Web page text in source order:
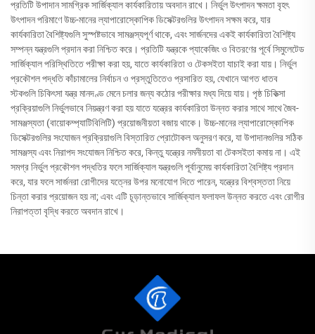
প্রতিটি উপাদান সামগ্রিক সার্জিক্যাল কার্যকারিতায় অবদান রাখে। নির্ভুল উৎপাদন ক্ষমতা বৃহৎ
উৎপাদন পরিমাণে উচ্চ-মানের ল্যাপারোস্কোপিক ডিসেক্টরগুলির উৎপাদন সক্ষম করে, যার
কার্যকারিতা বৈশিষ্ট্যগুলি সুস্পষ্টভাবে সামঞ্জস্যপূর্ণ থাকে, এবং সার্জনদের একই কার্যকারিতা বৈশিষ্ট্য
সম্পন্ন যন্ত্রগুলি প্রদান করা নিশ্চিত করে। প্রতিটি যন্ত্রকে প্যাকেজিং ও বিতরণের পূর্বে সিমুলেটেড
সার্জিক্যাল পরিস্থিতিতে পরীক্ষা করা হয়, যাতে কার্যকারিতা ও টেকসইতা যাচাই করা যায়। নির্ভুল
প্রকৌশল পদ্ধতি কাঁচামালের নির্বাচন ও প্রস্তুতিতেও প্রসারিত হয়, যেখানে আগত ধাতব
স্টকগুলি চিকিৎসা যন্ত্র মানদণ্ড মেনে চলার জন্য কঠোর পরীক্ষার মধ্য দিয়ে যায়। পৃষ্ঠ চিকিত্সা
প্রক্রিয়াগুলি নির্ভুলভাবে নিয়ন্ত্রণ করা হয় যাতে যন্ত্রের কার্যকারিতা উন্নত করার সাথে সাথে জৈব-
সামঞ্জস্যতা (বায়োকম্প্যাটিবিলিটি) প্রয়োজনীয়তা বজায় থাকে। উচ্চ-মানের ল্যাপারোস্কোপিক
ডিসেক্টরগুলির সংযোজন প্রক্রিয়াগুলি বিস্তারিত প্রোটোকল অনুসরণ করে, যা উপাদানগুলির সঠিক
সামঞ্জস্য এবং নিরাপদ সংযোজন নিশ্চিত করে, কিন্তু যন্ত্রের নমনীয়তা বা টেকসইতা কমায় না। এই
সমগ্র নির্ভুল প্রকৌশল পদ্ধতির ফলে সার্জিক্যাল যন্ত্রগুলি পূর্বানুমেয় কার্যকারিতা বৈশিষ্ট্য প্রদান
করে, যার ফলে সার্জনরা রোগীদের যত্নের উপর মনোযোগ দিতে পারেন, যন্ত্রের বিশ্বস্ততা নিয়ে
চিন্তা করার প্রয়োজন হয় না; এবং এটি চূড়ান্তভাবে সার্জিক্যাল ফলাফল উন্নত করতে এবং রোগীর
নিরাপত্তা বৃদ্ধি করতে অবদান রাখে।